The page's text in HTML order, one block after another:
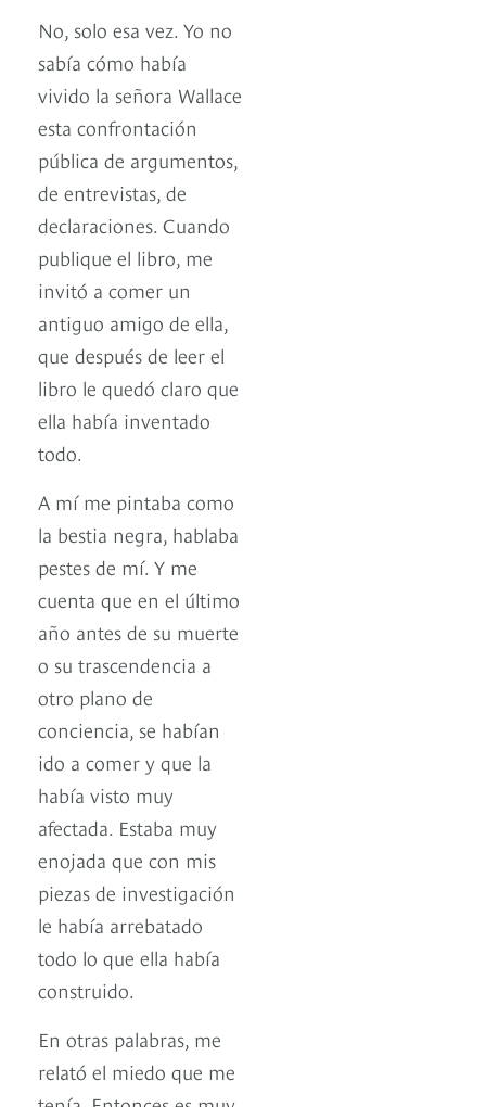
No, solo esa vez. Yo no
sabía cómo había
vivido la señora Wallace
esta confrontación
pública de argumentos,
de entrevistas, de
declaraciones. Cuando
publique el libro, me
invitó a comer un
antiguo amigo de ella,
que después de leer el
libro le quedó claro que
ella había inventado
todo.
A mí me pintaba como
la bestia negra, hablaba
pestes de mí. Y me
cuenta que en el último
año antes de su muerte
o su trascendencia a
otro plano de
conciencia, se habían
ido a comer y que la
había visto muy
afectada. Estaba muy
enojada que con mis
piezas de investigación
le había arrebatado
todo lo que ella había
construido.
En otras palabras, me
relató el miedo que me